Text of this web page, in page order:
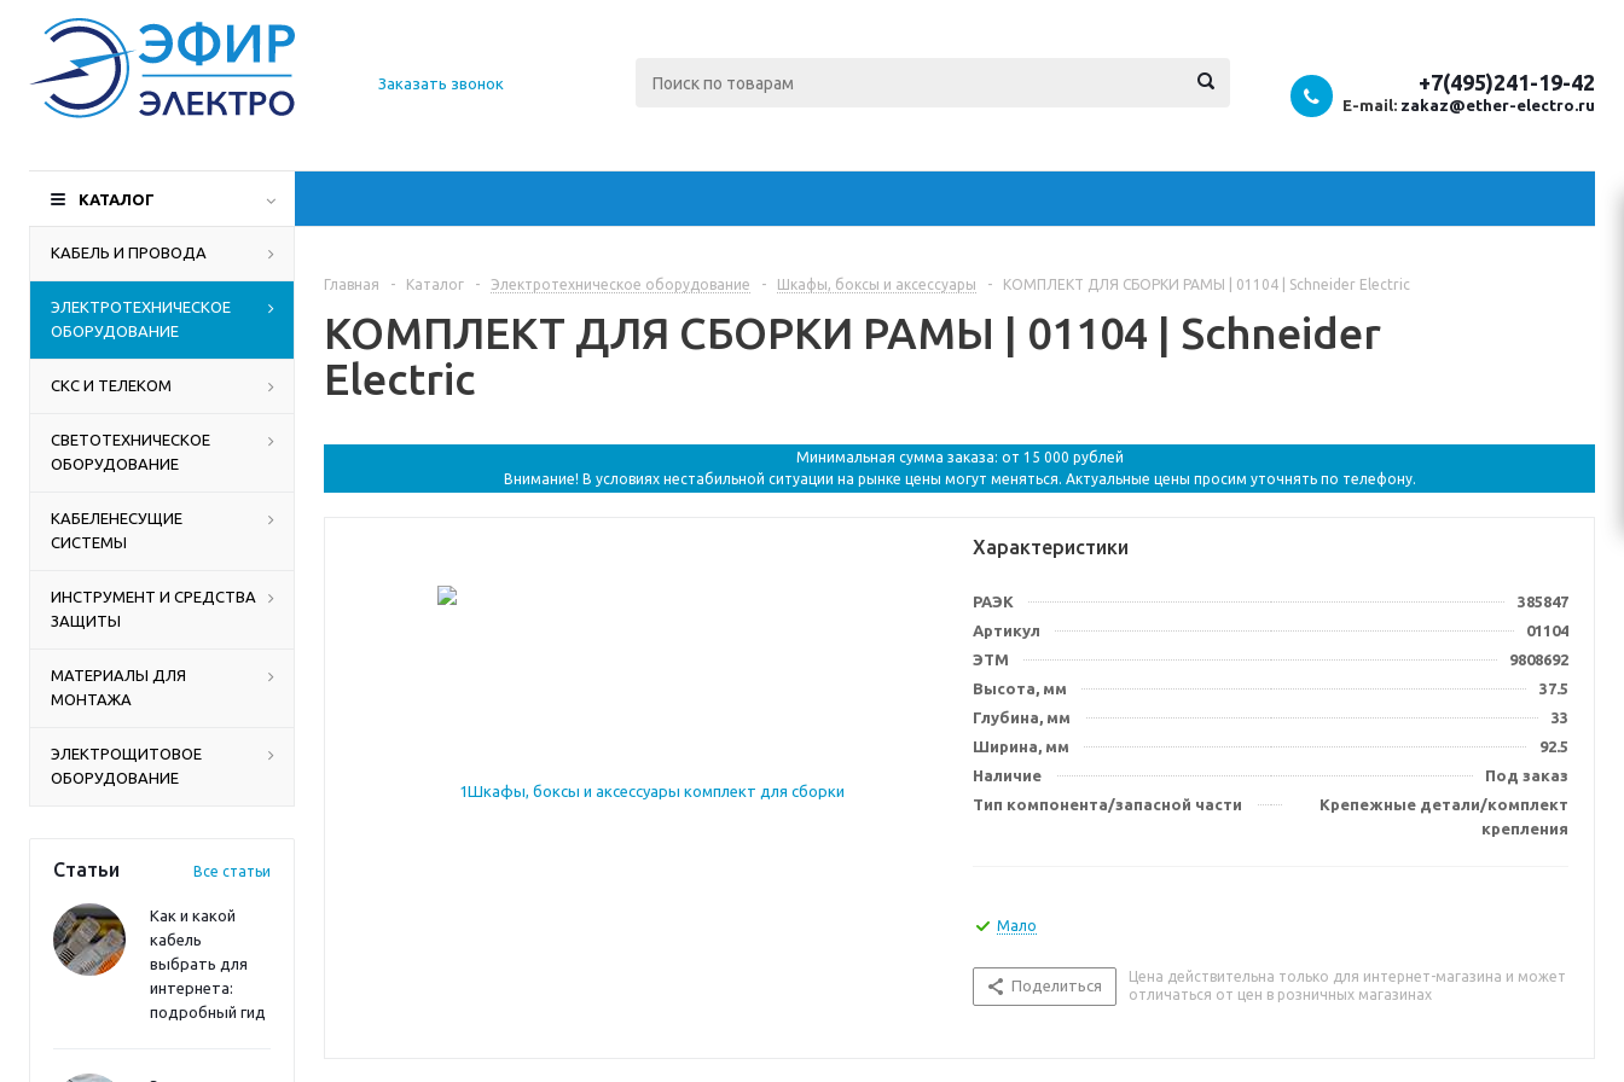
О компании
Доставка
Производители
Контакты
Заказать звонок +7(495)241-19-42
E-mail: zakaz@ether-electro.ru
КАТАЛОГ
КАБЕЛЬ И ПРОВОДА
ЭЛЕКТРОТЕХНИЧЕСКОЕ
ОБОРУДОВАНИЕ
СКС И ТЕЛЕКОМ
СВЕТОТЕХНИЧЕСКОЕ
ОБОРУДОВАНИЕ
КАБЕЛЕНЕСУЩИЕ
СИСТЕМЫ
ИНСТРУМЕНТ И СРЕДСТВА
ЗАЩИТЫ
МАТЕРИАЛЫ ДЛЯ
МОНТАЖА
ЭЛЕКТРОЩИТОВОЕ
ОБОРУДОВАНИЕ
Статьи Все статьи
Как и какой
кабель
выбрать для
интернета:
подробный гид
Главная - Каталог - Электротехническое оборудование - Шкафы, боксы и аксессуары - КОМПЛЕКТ ДЛЯ СБОРКИ РАМЫ | 01104 | Schneider Electric
КОМПЛЕКТ ДЛЯ СБОРКИ РАМЫ | 01104 | Schneider
Electric
Минимальная сумма заказа: от 15 000 рублей
Внимание! В условиях нестабильной ситуации на рынке цены могут меняться. Актуальные цены просим уточнять по телефону.
Характеристики
РАЭК
385847
Артикул
01104
ЭТМ
9808692
Высота, мм
37.5
Глубина, мм
33
Ширина, мм
92.5
Наличие
Под заказ
Тип компонента/запасной части
Крепежные детали/комплект
крепления
Мало
Поделиться
Цена действительна только для интернет-магазина и может
отличаться от цен в розничных магазинах